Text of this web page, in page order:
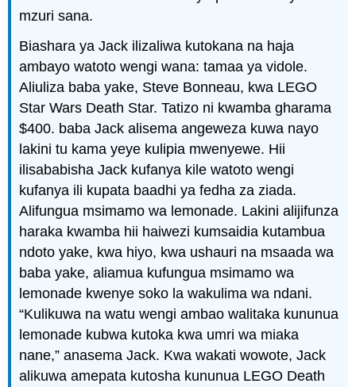
mzuri sana.
Biashara ya Jack ilizaliwa kutokana na haja
ambayo watoto wengi wana: tamaa ya vidole.
Aliuliza baba yake, Steve Bonneau, kwa LEGO
Star Wars Death Star. Tatizo ni kwamba gharama
$400. baba Jack alisema angeweza kuwa nayo
lakini tu kama yeye kulipia mwenyewe. Hii
ilisababisha Jack kufanya kile watoto wengi
kufanya ili kupata baadhi ya fedha za ziada.
Alifungua msimamo wa lemonade. Lakini alijifunza
haraka kwamba hii haiwezi kumsaidia kutambua
ndoto yake, kwa hiyo, kwa ushauri na msaada wa
baba yake, aliamua kufungua msimamo wa
lemonade kwenye soko la wakulima wa ndani.
“Kulikuwa na watu wengi ambao walitaka kununua
lemonade kubwa kutoka kwa umri wa miaka
nane,” anasema Jack. Kwa wakati wowote, Jack
alikuwa amepata kutosha kununua LEGO Death